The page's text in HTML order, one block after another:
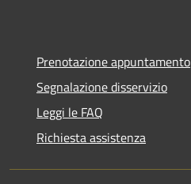
Prenotazione appuntamento
Segnalazione disservizio
Leggi le FAQ
Richiesta assistenza